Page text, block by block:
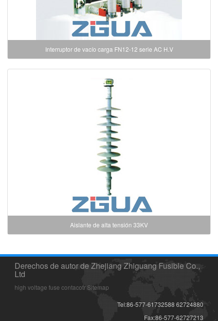
Interruptor de vacío carga FN12-12 serie AC H.V
Aislante de alta tensión 33KV
Derechos de autor de Zhejiang Zhiguang Fusible Co.,
Ltd
high voltage fuse contacotr Sitemap
Tel:86-577-61732588 62724880
Fax:86-577-62727213